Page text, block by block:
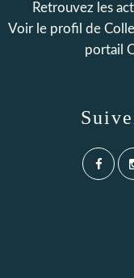
Retrouvez les
Voir le profil de
portail